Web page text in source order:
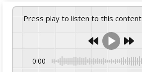
Press play to listen to this content
0:00